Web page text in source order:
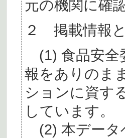
元の機関に確
２ 掲載情報
(1) 食品安全
報をありのま
ションに資す
しています。
(2) 本データ